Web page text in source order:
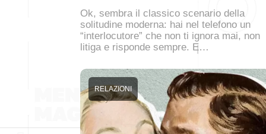
Ok, sembra il classico scenario della
solitudine moderna: hai nel telefono un
“interlocutore” che non ti ignora mai, non
litiga e risponde sempre. E…
RELAZIONI